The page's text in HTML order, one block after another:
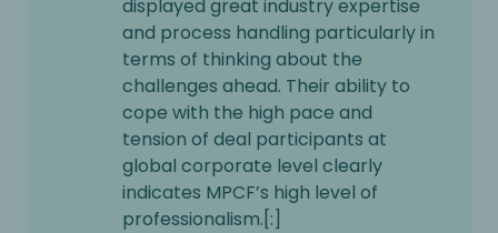
displayed great industry expertise
and process handling particularly in
terms of thinking about the
challenges ahead. Their ability to
cope with the high pace and
tension of deal participants at
global corporate level clearly
indicates MPCF’s high level of
professionalism.[:]